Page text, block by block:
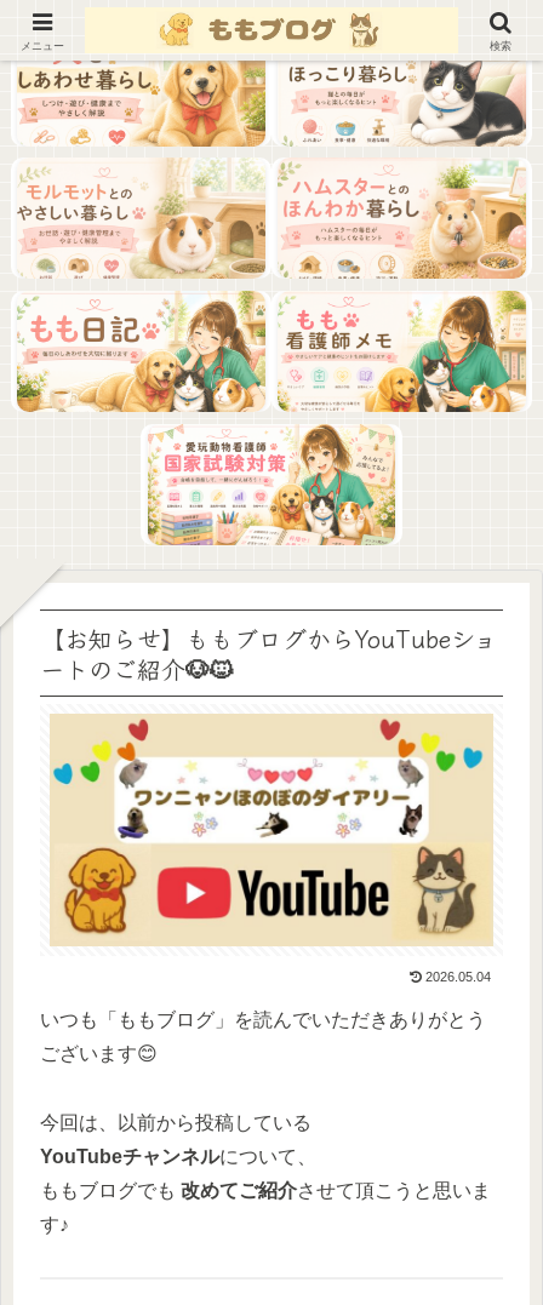
【お知らせ】ももブログからYouTubeショ
ートのご紹介🐶🐱
2026.05.04
いつも「ももブログ」を読んでいただきありがとう
ございます😊
今回は、以前から投稿している
YouTubeチャンネルについて、
ももブログでも 改めてご紹介させて頂こうと思いま
す♪
メニュー 検索